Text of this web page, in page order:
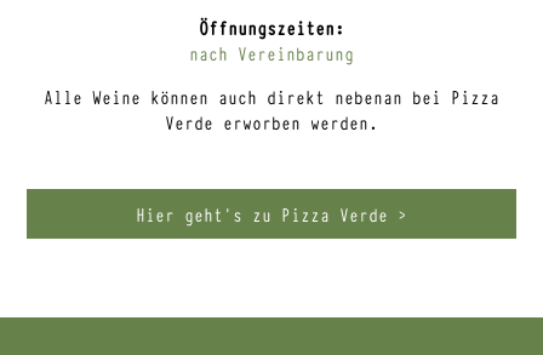
Öffnungszeiten:
nach Vereinbarung
Alle Weine können auch direkt nebenan bei Pizza
Verde erworben werden.
Hier geht’s zu Pizza Verde >